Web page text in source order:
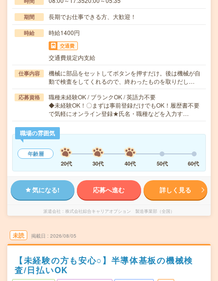
期間 長期でお仕事できる方、大歓迎！
時給 時給1400円
交通費
交通費規定内支給
仕事内容
機械に部品をセットしてボタンを押すだけ。後は機械が自
動で検査をしてくれるので、終わったものを取りだし…
応募資格
職種未経験OK / ブランクOK / 英語力不要
◆未経験OK！〇まずは事前登録だけでもOK！履歴書不要
で気軽にオンライン登録★氏名・職種などを入力す…
職場の雰囲気
年齢層
20代
30代 40代 50代 60代
気になる! 応募へ進む 詳しく見る
派遣会社 株式会社綜合キャリアオプション 製造事業部（全国）
未読 掲載日 2026/08/05
【未経験の方も安心○】半導体基板の機械検
査/日払いOK